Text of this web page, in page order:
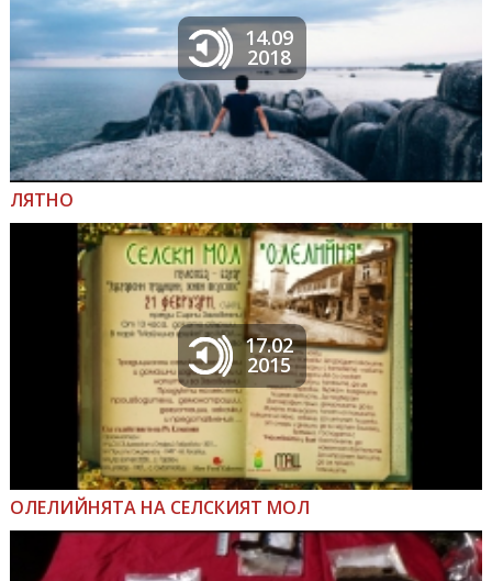
14.09
2018
ЛЯТНО
17.02
2015
ОЛЕЛИЙНЯТА НА СЕЛСКИЯТ МОЛ